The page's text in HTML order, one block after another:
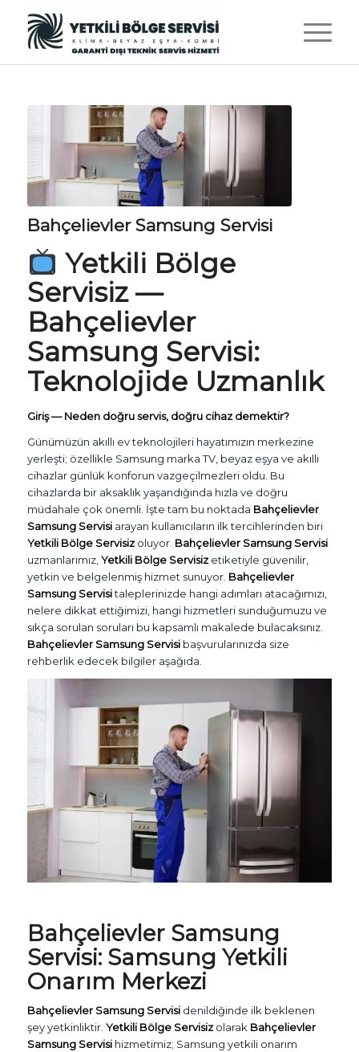
Bahçelievler Samsung Servisi
Yetkili Bölge
Servisiz—
Bahçelievler
Samsung Servisi:
Teknolojide Uzmanlık
Giriş — Neden doğru servis, doğru cihaz demektir?
Günümüzün akıllı ev teknolojileri hayatımızın merkezine
yerleşti; özellikle Samsung marka TV, beyaz eşya ve akıllı
cihazlar günlük konforun vazgeçilmezleri oldu. Bu
cihazlarda bir aksaklık yaşandığında hızla ve doğru
müdahale çok önemli. İşte tam bu noktada Bahçelievler
Samsung Servisiarayan kullanıcıların ilk tercihlerinden biri
Yetkili Bölge Servisizoluyor. Bahçelievler Samsung Servisi
uzmanlarımız,Yetkili Bölge Servisizetiketiyle güvenilir,
yetkin ve belgelenmiş hizmet sunuyor. Bahçelievler
Samsung Servisitaleplerinizde hangi adımları atacağımızı,
nelere dikkat ettiğimizi, hangi hizmetleri sunduğumuzu ve
sıkça sorulan soruları bu kapsamlı makalede bulacaksınız.
Bahçelievler Samsung Servisibaşvurularınızda size
rehberlik edecek bilgiler aşağıda.
Bahçelievler Samsung
Servisi: Samsung Yetkili
Onarım Merkezi
Bahçelievler Samsung Servisidenildiğinde ilk beklenen
şey yetkinliktir. Yetkili Bölge Servisizolarak Bahçelievler
Samsung Servisihizmetimiz; Samsung yetkili onarım